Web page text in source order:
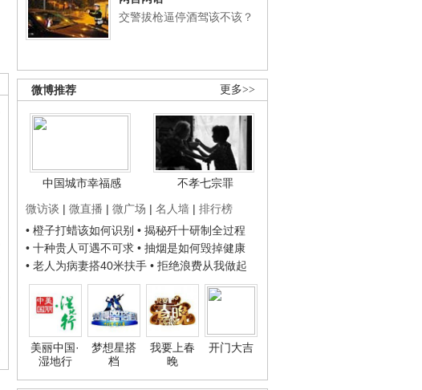
交警拔枪逼停酒驾该不该？
更多>>
微博推荐
中国城市幸福感
不孝七宗罪
微访谈 | 微直播 | 微广场 | 名人墙 | 排行榜
• 橙子打蜡该如何识别 • 揭秘歼十研制全过程
• 十种贵人可遇不可求 • 抽烟是如何毁掉健康
• 老人为病妻搭40米扶手 • 拒绝浪费从我做起
美丽中国·
湿地行
梦想星搭
档
我要上春
晚
开门大吉